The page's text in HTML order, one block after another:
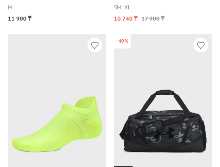
ML
11 900 ₸
SMLXL
10 740 ₸ 17 900 ₸
-40%